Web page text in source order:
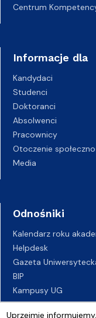
Uprzejmie
Centrum
Informacje dla
Kandydaci
Studenci
Doktoranci
Absolwenci
Pracownicy
Otoczenie
Media
Odnośniki
Kalendarz roku
Helpdesk
Gazeta
BIP
Kampusy UG
Biuro Karier UG